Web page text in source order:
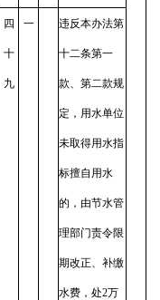
四
十
九
一 违反本办法第
十二条第一
款、第二款规
定，用水单位
未取得用水指
标擅自用水
的，由节水管
理部门责令限
期改正、补缴
水费，处2万